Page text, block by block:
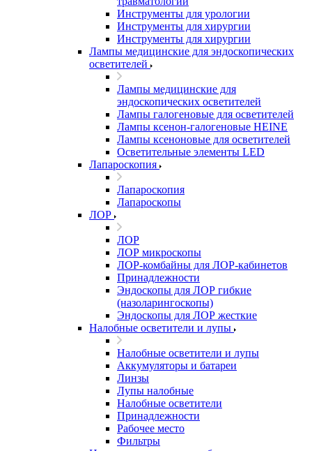
Инструменты для урологии
Инструменты для хирургии
Инструменты для хирургии
Лампы медицинские для эндоскопических
осветителей
Лампы медицинские для
эндоскопических осветителей
Лампы галогеновые для осветителей
Лампы ксенон-галогеновые HEINE
Лампы ксеноновые для осветителей
Осветительные элементы LED
Лапароскопия
Лапароскопия
Лапароскопы
ЛОР
ЛОР
ЛОР микроскопы
ЛОР-комбайны для ЛОР-кабинетов
Принадлежности
Эндоскопы для ЛОР гибкие
(назоларингоскопы)
Эндоскопы для ЛОР жесткие
Налобные осветители и лупы
Налобные осветители и лупы
Аккумуляторы и батареи
Линзы
Лупы налобные
Налобные осветители
Принадлежности
Рабочее место
Фильтры